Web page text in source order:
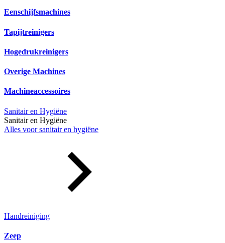
Eenschijfsmachines
Tapijtreinigers
Hogedrukreinigers
Overige Machines
Machineaccessoires
Sanitair en Hygiëne
Sanitair en Hygiëne
Alles voor sanitair en hygiëne
Handreiniging
Zeep